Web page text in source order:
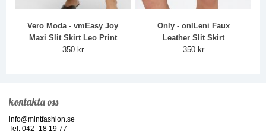
Vero Moda - vmEasy Joy
Maxi Slit Skirt Leo Print
350 kr
Only - onlLeni Faux
Leather Slit Skirt
350 kr
kontakta oss
info@mintfashion.se
Tel. 042 -18 19 77